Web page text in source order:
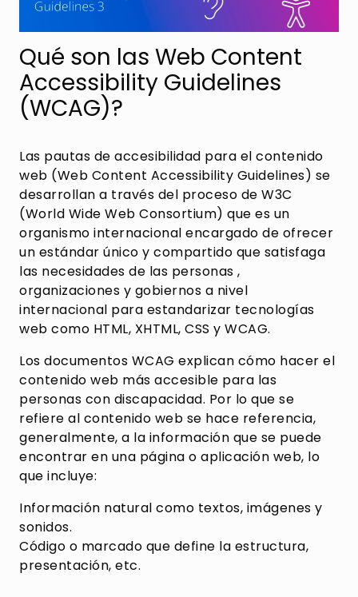
Qué son las Web Content
Accessibility Guidelines
(WCAG)?
Las pautas de accesibilidad para el contenido
web (Web Content Accessibility Guidelines) se
desarrollan a través del proceso de W3C
(World Wide Web Consortium) que es un
organismo internacional encargado de ofrecer
un estándar único y compartido que satisfaga
las necesidades de las personas ,
organizaciones y gobiernos a nivel
internacional para estandarizar tecnologías
web como HTML, XHTML, CSS y WCAG.
Los documentos WCAG explican cómo hacer el
contenido web más accesible para las
personas con discapacidad. Por lo que se
refiere al contenido web se hace referencia,
generalmente, a la información que se puede
encontrar en una página o aplicación web, lo
que incluye:
Información natural como textos, imágenes y
sonidos.
Código o marcado que define la estructura,
presentación, etc.